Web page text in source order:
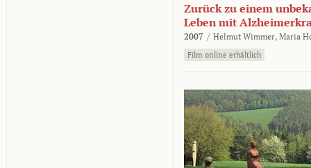
Zurück zu einem
Leben mit
2007 / Helmut Wimmer, Maria
Film online erhältlich